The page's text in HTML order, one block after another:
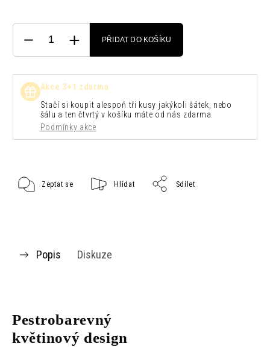
PŘIDAT DO KOŠÍKU
Akce 3+1 zdarma
Stačí si koupit alespoň tři kusy jakýkoli šátek, nebo
šálu a ten čtvrtý v košíku máte od nás zdarma.
Podmínky akce
Zeptat se Hlídat Sdílet
Popis Diskuze
Pestrobarevný
květinový design